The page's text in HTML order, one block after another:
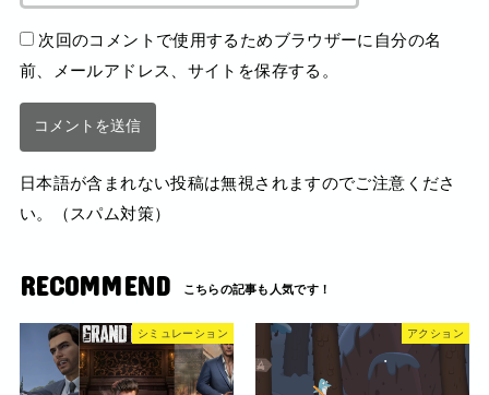
次回のコメントで使用するためブラウザーに自分の名
前、メールアドレス、サイトを保存する。
日本語が含まれない投稿は無視されますのでご注意くださ
い。（スパム対策）
RECOMMEND
シミュレーション アクション